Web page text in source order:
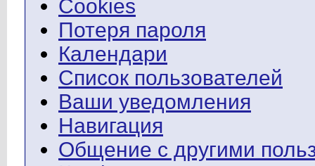
Cookies
Потеря пароля
Календари
Список пользователей
Ваши уведомления
Навигация
Общение с другими